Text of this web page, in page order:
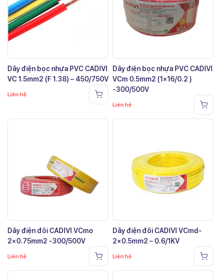
Dây điện bọc nhựa PVC CADIVI
VC 1.5mm2 (F 1.38) – 450/750V
Liên hệ
Dây điện bọc nhựa PVC CADIVI
VCm 0.5mm2 (1×16/0.2 )
-300/500V
Liên hệ
Dây điện đôi CADIVI VCmo
2×0.75mm2 -300/500V
Liên hệ
Dây điện đôi CADIVI VCmd-
2×0.5mm2 – 0.6/1KV
Liên hệ